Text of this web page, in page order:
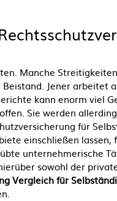
Manche
Jener arbeitet
kann enorm viel
Sie werden
für
einschließen lassen,
unternehmerische
sowohl der
Vergleich für